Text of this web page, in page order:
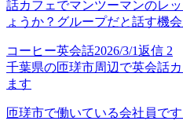
話カフェでマンツーマンのレ
ょうか？グループだと話す機
コーヒー英会話2026/3/1返信 2
千葉県の匝瑳市周辺で英会話
ます
匝瑳市で働いている会社員で